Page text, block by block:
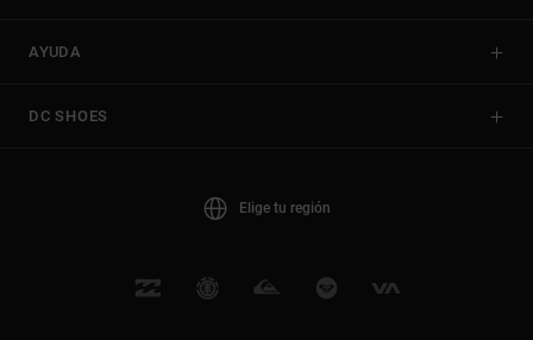
AYUDA
DC SHOES
Elige tu región